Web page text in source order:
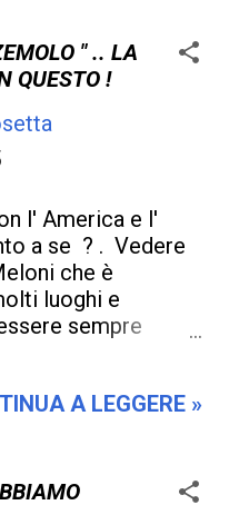
che fanno di un
,
l' interna Italia
volti , ma con una
altri , può quella
io mi aspettavo
, e , non osavo
mezzi di
ci credevano
Non hanno fatto
i due
del mondo ,
Trump vorrà
Putin farà lo
avranno da
per un po' , o
" .. LA
QUESTO !
l' America e l'
a se ? . Vedere
che è
luoghi e
sempre
lustro , ma irrita e
essere come il
A LEGGERE »